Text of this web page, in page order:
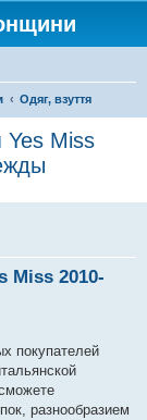
Одяг, взуття
Yes Miss
Miss 2010-
покупателей
разнообразием